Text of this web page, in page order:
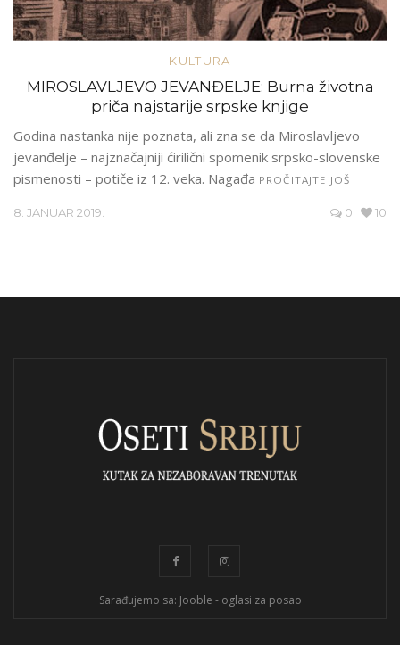
KULTURA
MIROSLAVLJEVO JEVANĐELJE: Burna životna
priča najstarije srpske knjige
Godina nastanka nije poznata, ali zna se da Miroslavljevo
jevanđelje – najznačajniji ćirilični spomenik srpsko-slovenske
pismenosti – potiče iz 12. veka. Nagađa PROČITAJTE JOŠ
8. JANUAR 2019. 0 10
Sarađujemo sa: Jooble - oglasi za posao